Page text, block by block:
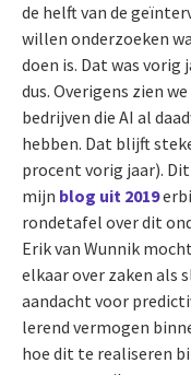
de helft van de
willen onderzoeken
doen is. Dat was
dus. Overigens zien
bedrijven die AI al
hebben. Dat blijft
procent vorig jaar).
mijn blog uit 2019
rondetafel over dit
Erik van Wunnik
elkaar over zaken als
aandacht voor
lerend vermogen
hoe dit te realiseren